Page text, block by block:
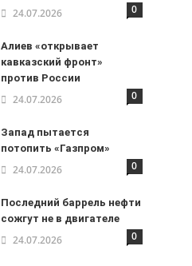
24.07.2026 0
Алиев «открывает
кавказский фронт»
против России
24.07.2026 0
Запад пытается
потопить «Газпром»
24.07.2026 0
Последний баррель нефти
сожгут не в двигателе
24.07.2026 0